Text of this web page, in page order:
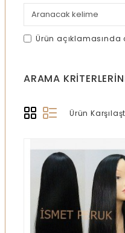
Ürün açıklamasında
ARAMA
Ürün